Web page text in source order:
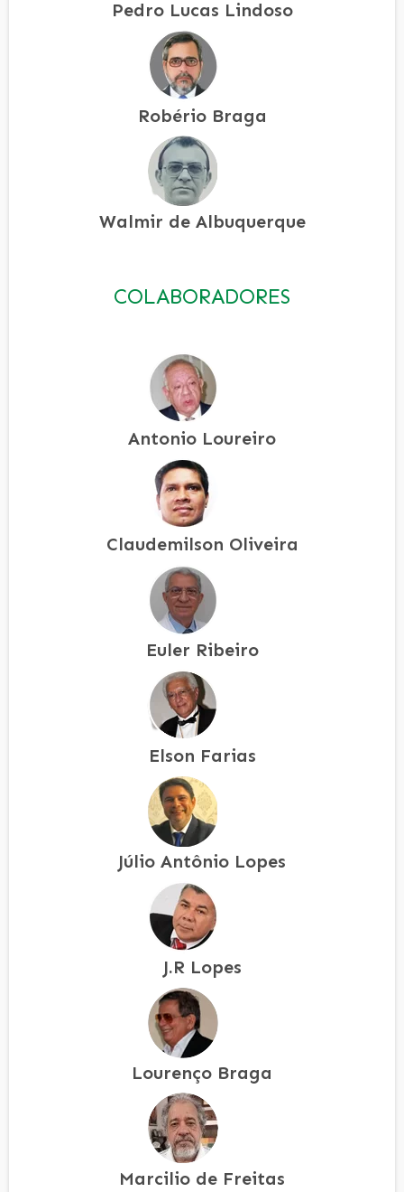
Pedro Lucas Lindoso
Robério Braga
Walmir de Albuquerque
COLABORADORES
Antonio Loureiro
Claudemilson Oliveira
Euler Ribeiro
Elson Farias
Júlio Antônio Lopes
J.R Lopes
Lourenço Braga
Marcilio de Freitas